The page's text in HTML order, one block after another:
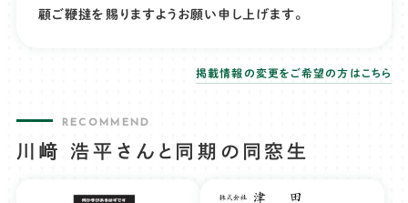
顧ご鞭撻を賜りますようお願い申し上げます。
掲載情報の変更をご希望の方はこちら
RECOMMEND
川﨑 浩平さんと同期の同窓生